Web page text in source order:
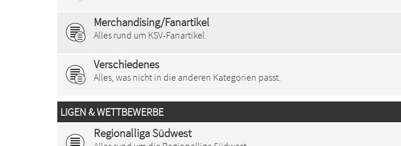
Merchandising/Fanartikel
Alles rund um KSV-Fanartikel.
Verschiedenes
Alles, was nicht in die anderen Kategorien passt.
LIGEN & WETTBEWERBE
Regionalliga Südwest